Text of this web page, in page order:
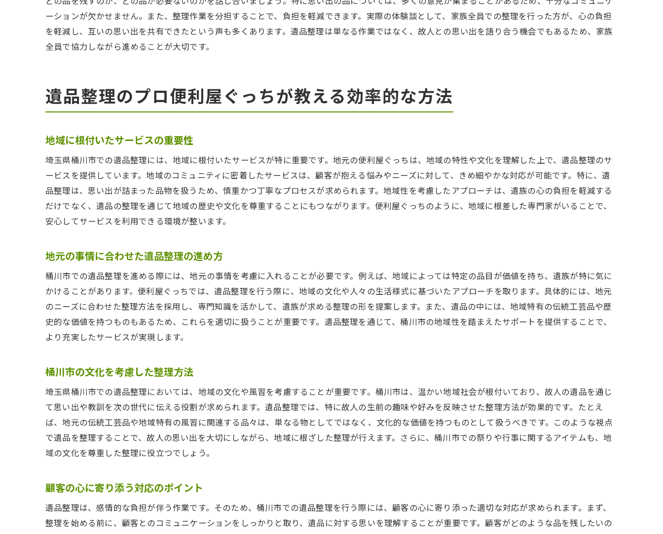
桶川市の遺品整理市場の動向
効率的に進めるための地域資源の利用
事前に確認しておくべき法律と規制
遺品整理をスムーズに行うためのポイント
家族間での合意形成の重要性
ーションが欠かせません。また、整理作業を分担することで、負担を軽減できます。実際の体験談として、家族全員での整理を行った方が、心の負担
を軽減し、互いの思い出を共有できたという声も多くあります。遺品整理は単なる作業ではなく、故人との思い出を語り合う機会でもあるため、家族
全員で協力しながら進めることが大切です。
遺品整理のプロ便利屋ぐっちが教える効率的な方法
地域に根付いたサービスの重要性
埼玉県桶川市での遺品整理には、地域に根付いたサービスが特に重要です。地元の便利屋ぐっちは、地域の特性や文化を理解した上で、遺品整理のサ
ービスを提供しています。地域のコミュニティに密着したサービスは、顧客が抱える悩みやニーズに対して、きめ細やかな対応が可能です。特に、遺
品整理は、思い出が詰まった品物を扱うため、慎重かつ丁寧なプロセスが求められます。地域性を考慮したアプローチは、遺族の心の負担を軽減する
だけでなく、遺品の整理を通じて地域の歴史や文化を尊重することにもつながります。便利屋ぐっちのように、地域に根差した専門家がいることで、
安心してサービスを利用できる環境が整います。
地元の事情に合わせた遺品整理の進め方
桶川市での遺品整理を進める際には、地元の事情を考慮に入れることが必要です。例えば、地域によっては特定の品目が価値を持ち、遺族が特に気に
かけることがあります。便利屋ぐっちでは、遺品整理を行う際に、地域の文化や人々の生活様式に基づいたアプローチを取ります。具体的には、地元
のニーズに合わせた整理方法を採用し、専門知識を活かして、遺族が求める整理の形を提案します。また、遺品の中には、地域特有の伝統工芸品や歴
史的な価値を持つものもあるため、これらを適切に扱うことが重要です。遺品整理を通じて、桶川市の地域性を踏まえたサポートを提供することで、
より充実したサービスが実現します。
桶川市の文化を考慮した整理方法
埼玉県桶川市での遺品整理においては、地域の文化や風習を考慮することが重要です。桶川市は、温かい地域社会が根付いており、故人の遺品を通じ
て思い出や教訓を次の世代に伝える役割が求められます。遺品整理では、特に故人の生前の趣味や好みを反映させた整理方法が効果的です。たとえ
ば、地元の伝統工芸品や地域特有の風習に関連する品々は、単なる物としてではなく、文化的な価値を持つものとして扱うべきです。このような視点
で遺品を整理することで、故人の思い出を大切にしながら、地域に根ざした整理が行えます。さらに、桶川市での祭りや行事に関するアイテムも、地
域の文化を尊重した整理に役立つでしょう。
顧客の心に寄り添う対応のポイント
遺品整理は、感情的な負担が伴う作業です。そのため、桶川市での遺品整理を行う際には、顧客の心に寄り添った適切な対応が求められます。まず、
整理を始める前に、顧客とのコミュニケーションをしっかりと取り、遺品に対する思いを理解することが重要です。顧客がどのような品を残したいの